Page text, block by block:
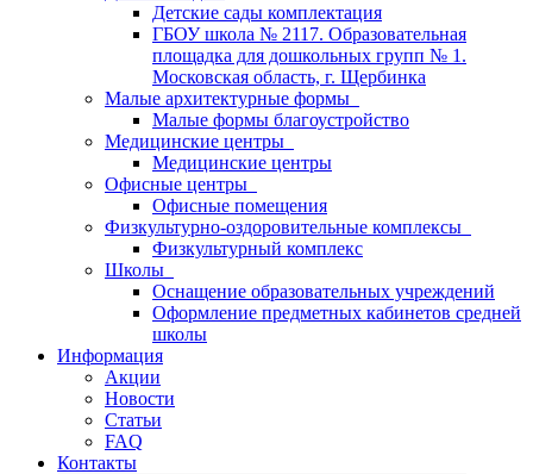
Детские сады комплектация
ГБОУ школа № 2117. Образовательная
площадка для дошкольных групп № 1.
Московская область, г. Щербинка
Малые архитектурные формы
Малые формы благоустройство
Медицинские центры
Медицинские центры
Офисные центры
Офисные помещения
Физкультурно-оздоровительные комплексы
Физкультурный комплекс
Школы
Оснащение образовательных учреждений
Оформление предметных кабинетов средней
школы
Информация
Акции
Новости
Статьи
FAQ
Контакты